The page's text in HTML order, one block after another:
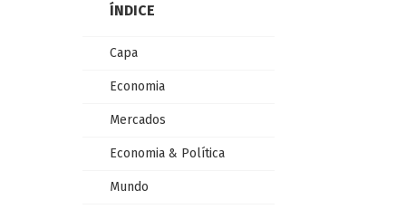
ÍNDICE
Capa
Economia
Mercados
Economia & Política
Mundo